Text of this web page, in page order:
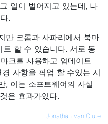
그 일이 벌어지고 있는데, 나
.
만 크롬과 사파리에서 북마
트 할 수 있습니다. 서로 동
크를 사용하고 업데이트
사항을 픽업 할 수있는 시
, 이는 소프트웨어의 사실
은 효과가있다.
— Jonathan van Clute